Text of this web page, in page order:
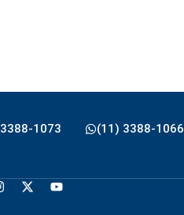
3388-1073 (11) 3388-1066